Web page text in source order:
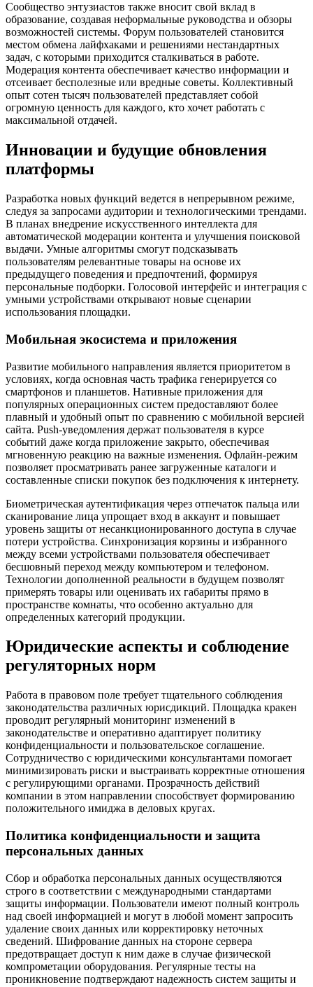
Сообщество энтузиастов также вносит свой вклад в
образование, создавая неформальные руководства и обзоры
возможностей системы. Форум пользователей становится
местом обмена лайфхаками и решениями нестандартных
задач, с которыми приходится сталкиваться в работе.
Модерация контента обеспечивает качество информации и
отсеивает бесполезные или вредные советы. Коллективный
опыт сотен тысяч пользователей представляет собой
огромную ценность для каждого, кто хочет работать с
максимальной отдачей.
Инновации и будущие обновления
платформы
Разработка новых функций ведется в непрерывном режиме,
следуя за запросами аудитории и технологическими трендами.
В планах внедрение искусственного интеллекта для
автоматической модерации контента и улучшения поисковой
выдачи. Умные алгоритмы смогут подсказывать
пользователям релевантные товары на основе их
предыдущего поведения и предпочтений, формируя
персональные подборки. Голосовой интерфейс и интеграция с
умными устройствами открывают новые сценарии
использования площадки.
Мобильная экосистема и приложения
Развитие мобильного направления является приоритетом в
условиях, когда основная часть трафика генерируется со
смартфонов и планшетов. Нативные приложения для
популярных операционных систем предоставляют более
плавный и удобный опыт по сравнению с мобильной версией
сайта. Push-уведомления держат пользователя в курсе
событий даже когда приложение закрыто, обеспечивая
мгновенную реакцию на важные изменения. Офлайн-режим
позволяет просматривать ранее загруженные каталоги и
составленные списки покупок без подключения к интернету.
Биометрическая аутентификация через отпечаток пальца или
сканирование лица упрощает вход в аккаунт и повышает
уровень защиты от несанкционированного доступа в случае
потери устройства. Синхронизация корзины и избранного
между всеми устройствами пользователя обеспечивает
бесшовный переход между компьютером и телефоном.
Технологии дополненной реальности в будущем позволят
примерять товары или оценивать их габариты прямо в
пространстве комнаты, что особенно актуально для
определенных категорий продукции.
Юридические аспекты и соблюдение
регуляторных норм
Работа в правовом поле требует тщательного соблюдения
законодательства различных юрисдикций. Площадка кракен
проводит регулярный мониторинг изменений в
законодательстве и оперативно адаптирует политику
конфиденциальности и пользовательское соглашение.
Сотрудничество с юридическими консультантами помогает
минимизировать риски и выстраивать корректные отношения
с регулирующими органами. Прозрачность действий
компании в этом направлении способствует формированию
положительного имиджа в деловых кругах.
Политика конфиденциальности и защита
персональных данных
Сбор и обработка персональных данных осуществляются
строго в соответствии с международными стандартами
защиты информации. Пользователи имеют полный контроль
над своей информацией и могут в любой момент запросить
удаление своих данных или корректировку неточных
сведений. Шифрование данных на стороне сервера
предотвращает доступ к ним даже в случае физической
компрометации оборудования. Регулярные тесты на
проникновение подтверждают надежность систем защиты и